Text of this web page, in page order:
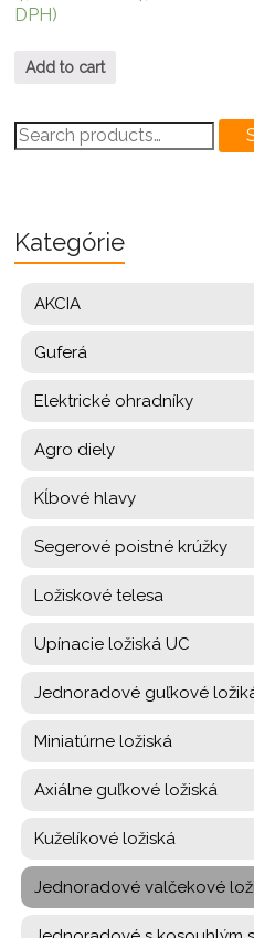
DPH)
Add to cart
Search
for:
Kategórie
AKCIA
Guferá
Elektrické ohradníky
Agro diely
Kĺbové hlavy
Segerové poistné krúžky
Ložiskové telesa
Upínacie ložiská UC
Jednoradové guľkové
Miniatúrne ložiská
Axiálne guľkové ložiská
Kuželíkové ložiská
Jednoradové valčekové